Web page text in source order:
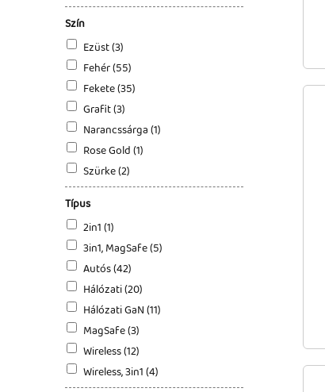
Szín
Ezüst (3)
Fehér (55)
Fekete (35)
Grafit (3)
Narancssárga (1)
Rose Gold (1)
Szürke (2)
Típus
2in1 (1)
3in1, MagSafe (5)
Autós (42)
Hálózati (20)
Hálózati GaN (11)
MagSafe (3)
Wireless (12)
Wireless, 3in1 (4)